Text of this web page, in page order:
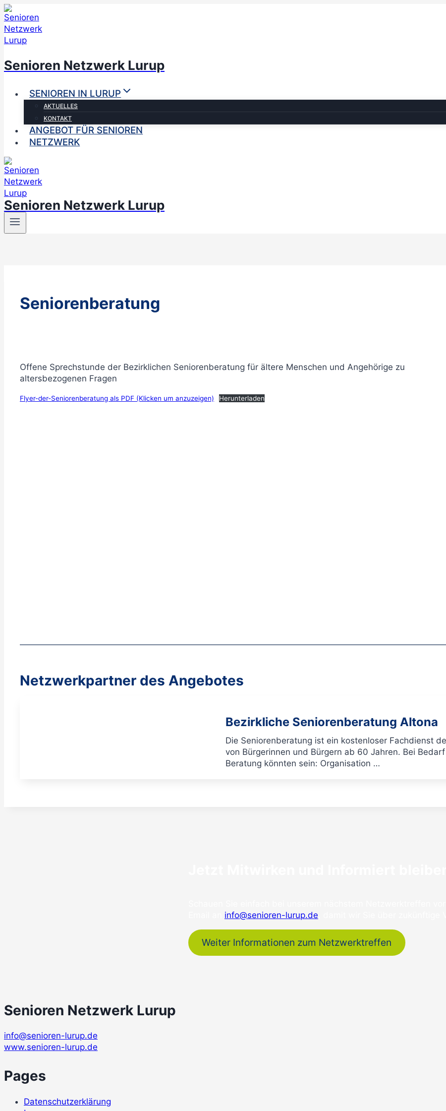
Zum
Inhalt
springen
Senioren Netzwerk Lurup
SENIOREN IN LURUP
AKTUELLES
KONTAKT
ANGEBOT FÜR SENIOREN
NETZWERK
Senioren Netzwerk Lurup
Seniorenberatung
Offene Sprechstunde der Bezirklichen Seniorenberatung für ältere Menschen und Angehörige zu
altersbezogenen Fragen
Flyer-der-Seniorenberatung als PDF (Klicken um anzuzeigen) Herunterladen
Netzwerkpartner des Angebotes
Bezirkliche Seniorenberatung Altona
Die Seniorenberatung ist ein kostenloser Fachdienst
von Bürgerinnen und Bürgern ab 60 Jahren. Bei
Beratung könnten sein: Organisation …
info@senioren-lurup.de
Weiter Informationen zum Netzwerktreffen
Senioren Netzwerk Lurup
info@senioren-lurup.de
www.senioren-lurup.de
Pages
Datenschutzerklärung